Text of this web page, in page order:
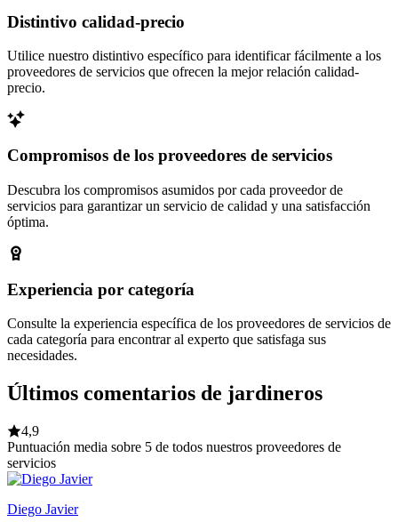
Distintivo calidad-precio
Utilice nuestro distintivo específico para identificar fácilmente a los
proveedores de servicios que ofrecen la mejor relación calidad-
precio.
Compromisos de los proveedores de servicios
Descubra los compromisos asumidos por cada proveedor de
servicios para garantizar un servicio de calidad y una satisfacción
óptima.
Experiencia por categoría
Consulte la experiencia específica de los proveedores de servicios de
cada categoría para encontrar al experto que satisfaga sus
necesidades.
Últimos comentarios de jardineros
4,9
Puntuación media sobre 5 de todos nuestros proveedores de
servicios
Diego Javier